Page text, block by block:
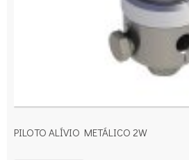
PILOTO ALÍVIO METÁLICO 2W